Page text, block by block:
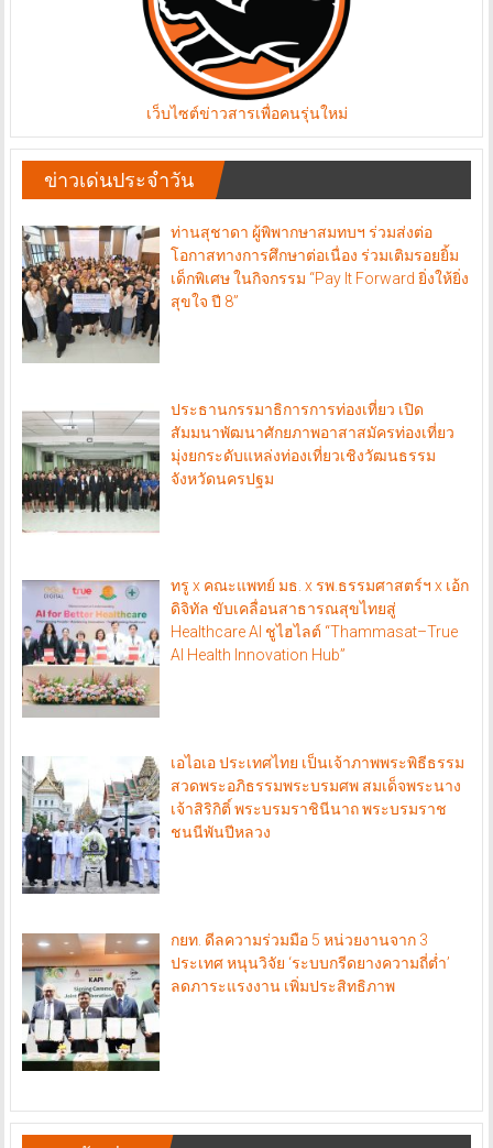
เว็บไซต์ข่าวสารเพื่อคนรุ่นใหม่
ข่าวเด่นประจำวัน
ท่านสุชาดา ผู้พิพากษาสมทบฯ ร่วมส่งต่อ
โอกาสทางการศึกษาต่อเนื่อง ร่วมเติมรอยยิ้ม
เด็กพิเศษ ในกิจกรรม “Pay It Forward ยิ่งให้ยิ่ง
สุขใจ ปี 8”
ประธานกรรมาธิการการท่องเที่ยว เปิด
สัมมนาพัฒนาศักยภาพอาสาสมัครท่องเที่ยว
มุ่งยกระดับแหล่งท่องเที่ยวเชิงวัฒนธรรม
จังหวัดนครปฐม
ทรู x คณะแพทย์ มธ. x รพ.ธรรมศาสตร์ฯ x เอ้ก
ดิจิทัล ขับเคลื่อนสาธารณสุขไทยสู่
Healthcare AI ชูไฮไลต์ “Thammasat–True
AI Health Innovation Hub”
เอไอเอ ประเทศไทย เป็นเจ้าภาพพระพิธีธรรม
สวดพระอภิธรรมพระบรมศพ สมเด็จพระนาง
เจ้าสิริกิติ์ พระบรมราชินีนาถ พระบรมราช
ชนนีพันปีหลวง
กยท. ดีลความร่วมมือ 5 หน่วยงานจาก 3
ประเทศ หนุนวิจัย ‘ระบบกรีดยางความถี่ต่ำ’
ลดภาระแรงงาน เพิ่มประสิทธิภาพ